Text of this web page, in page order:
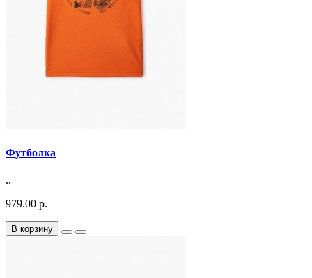
Футболка
..
979.00 р.
В корзину